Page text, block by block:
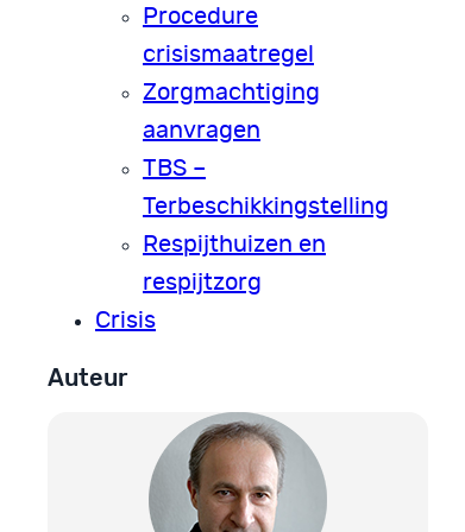
Procedure
crisismaatregel
Zorgmachtiging
aanvragen
TBS –
Terbeschikkingstelling
Respijthuizen en
respijtzorg
Crisis
Auteur